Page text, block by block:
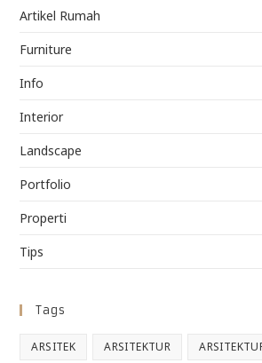
Artikel Rumah
Furniture
Info
Interior
Landscape
Portfolio
Properti
Tips
Tags
ARSITEK ARSITEKTUR